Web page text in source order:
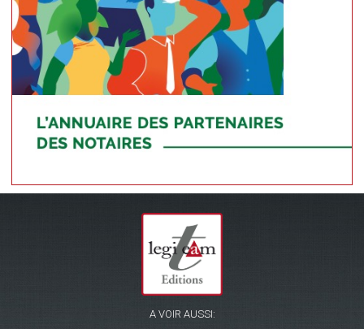
A VOIR AUSSI: